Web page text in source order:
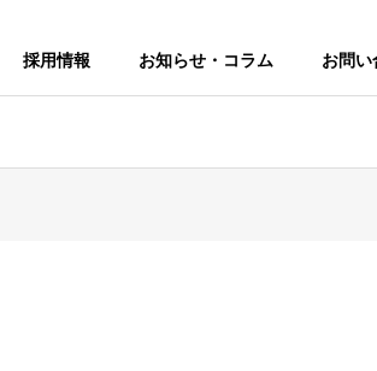
採用情報 お知らせ・コラム お問い